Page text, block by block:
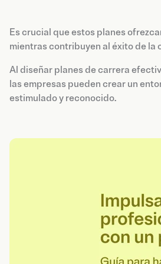
Es crucial que estos planes
mientras contribuyen al éxito de la
Al diseñar planes de carrera
las empresas pueden crear un
estimulado y reconocido.